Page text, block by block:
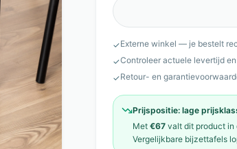
✓Externe winkel — je bestelt
✓Controleer actuele levertijd
✓Retour- en
Prijspositie: lage
Met €67 valt dit product in
Vergelijkbare bijzettafels